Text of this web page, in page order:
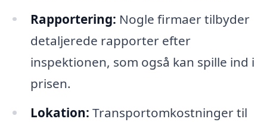
Rapportering: Nogle firmaer tilbyder
detaljerede rapporter efter
inspektionen, som også kan spille ind i
prisen.
Lokation: Transportomkostninger til